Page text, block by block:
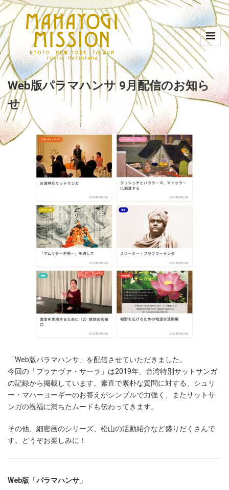
Web版パラマハンサ 9月配信のお知ら
せ
「Web版パラマハンサ」を配信させていただきました。
今回の「プラナヴァ・サーラ」は2019年、台湾特別サットサンガ
の記録から掲載しています。素直で素朴な質問に対する、シュリ
ー・マハーヨーギーのお答えがシンプルで力強く、またサットサ
ンガの祝福に満ちたムードも伝わってきます。
その他、細密画のシリーズ、松山の活動紹介など盛りだくさんで
す。どうぞお楽しみに！
Web版「パラマハンサ」